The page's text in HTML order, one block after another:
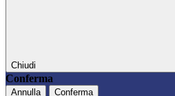
Chiudi
Conferma
Annulla Conferma